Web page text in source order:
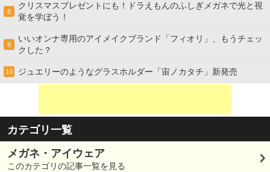
8
クリスマスプレゼントにも！ドラえもんのふしぎメガネで光と視
覚を学ぼう！
9
いいオンナ専用のアイメイクブランド「フィオリ」、もうチェッ
クした？
10 ジュエリーのようなグラスホルダー「宙ノカタチ」新発売
カテゴリ一覧
メガネ・アイウェア
このカテゴリの記事一覧を見る